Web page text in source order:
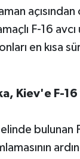
açısından
F-16 avcı
en kısa
Kiev'e F-
bulunan